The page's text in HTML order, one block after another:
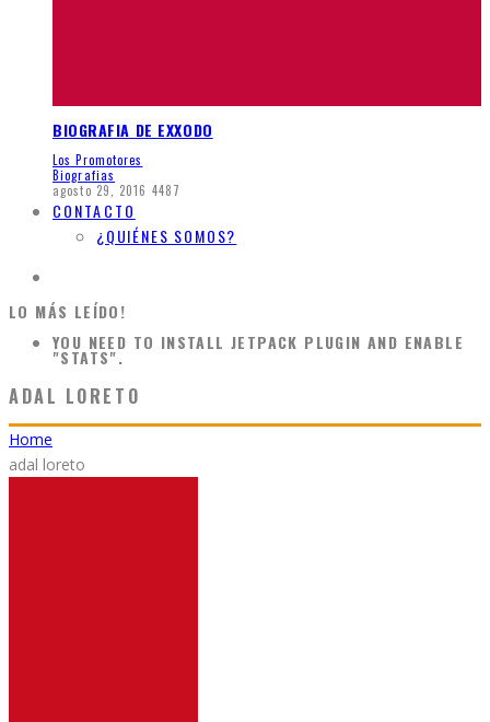
BIOGRAFIA DE EXXODO
Los Promotores
Biografias
agosto 29, 2016 4487
CONTACTO
¿QUIÉNES SOMOS?
LO MÁS LEÍDO!
YOU NEED TO INSTALL JETPACK PLUGIN AND ENABLE
"STATS".
ADAL LORETO
Home
adal loreto